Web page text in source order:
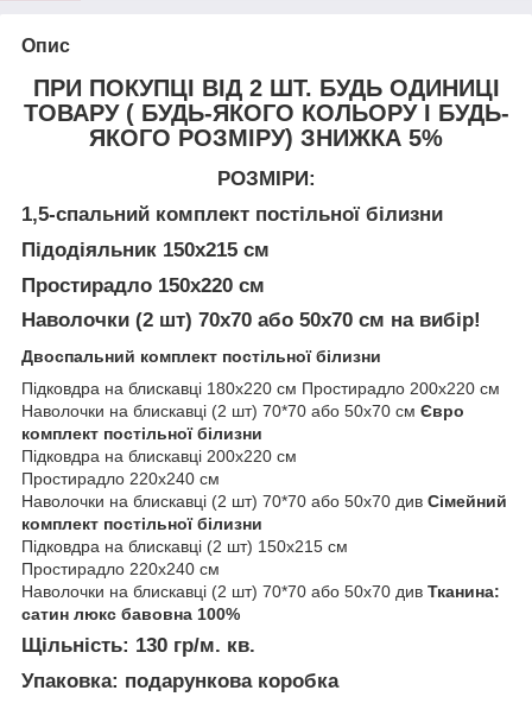
Опис
ПРИ ПОКУПЦІ ВІД 2 ШТ. БУДЬ ОДИНИЦІ
ТОВАРУ ( БУДЬ-ЯКОГО КОЛЬОРУ І БУДЬ-
ЯКОГО РОЗМІРУ) ЗНИЖКА 5%
РОЗМІРИ:
1,5-спальний комплект постільної білизни
Підодіяльник 150x215 см
Простирадло 150x220 см
Наволочки (2 шт) 70x70 або 50х70 см на вибір!
Двоспальний комплект постільної білизни
Підковдра на блискавці 180x220 см Простирадло 200x220 см
Наволочки на блискавці (2 шт) 70*70 або 50х70 см Євро
комплект постільної білизни
Підковдра на блискавці 200x220 см
Простирадло 220x240 см
Наволочки на блискавці (2 шт) 70*70 або 50х70 див Сімейний
комплект постільної білизни
Підковдра на блискавці (2 шт) 150x215 см
Простирадло 220x240 см
Наволочки на блискавці (2 шт) 70*70 або 50х70 див Тканина:
сатин люкс бавовна 100%
Щільність: 130 гр/м. кв.
Упаковка: подарункова коробка